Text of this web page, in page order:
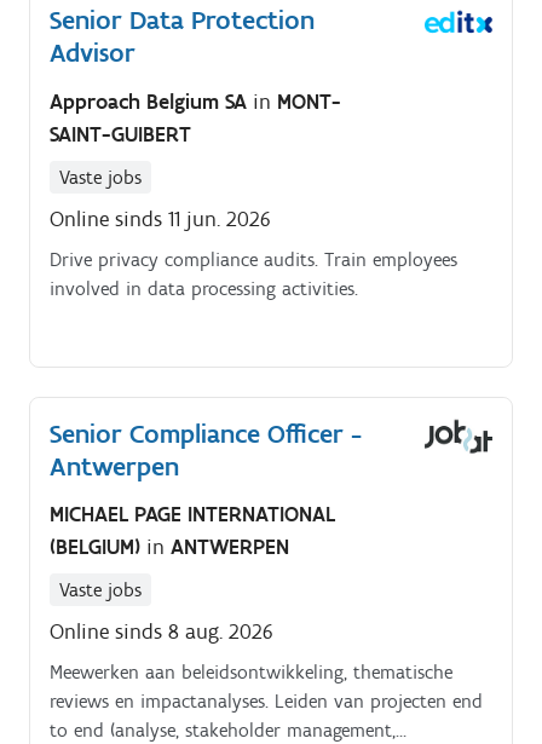
Senior Data Protection
Advisor
Approach Belgium SA in MONT-
SAINT-GUIBERT
Vaste jobs
Online sinds 11 jun. 2026
Drive privacy compliance audits. Train employees
involved in data processing activities.
Senior Compliance Officer -
Antwerpen
MICHAEL PAGE INTERNATIONAL
(BELGIUM) in ANTWERPEN
Vaste jobs
Online sinds 8 aug. 2026
Meewerken aan beleidsontwikkeling, thematische
reviews en impactanalyses. Leiden van projecten end
to end (analyse, stakeholder management,